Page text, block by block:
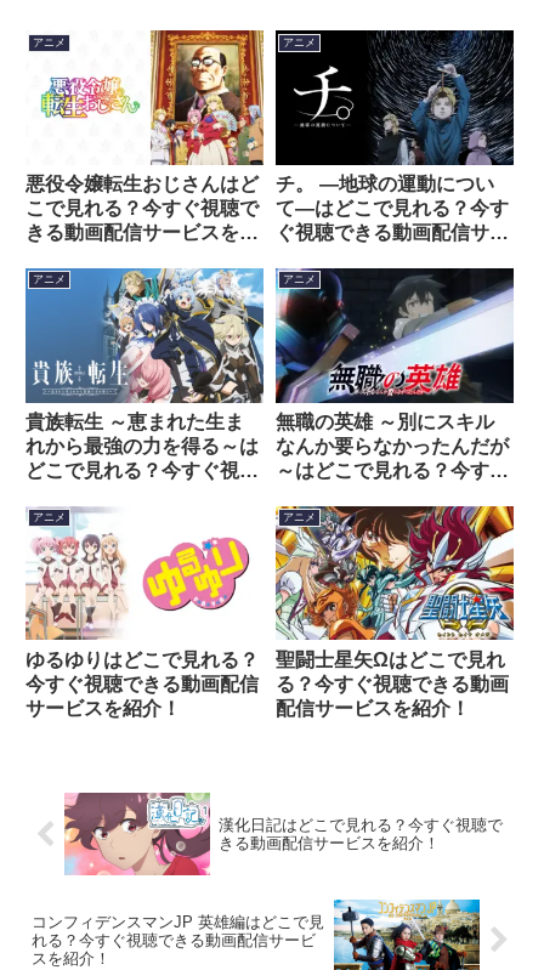
アニメ
悪役令嬢転生おじさんはど
こで見れる？今すぐ視聴で
きる動画配信サービスを紹
アニメ
チ。 ―地球の運動につい
て―はどこで見れる？今す
ぐ視聴できる動画配信サー
アニメ
貴族転生 ～恵まれた生ま
れから最強の力を得る～は
どこで見れる？今すぐ視聴
紹介！
アニメ
無職の英雄 ～別にスキル
なんか要らなかったんだが
～はどこで見れる？今すぐ
スを紹介！
アニメ
ゆるゆりはどこで見れる？
今すぐ視聴できる動画配信
サービスを紹介！
アニメ
聖闘士星矢Ωはどこで見れ
る？今すぐ視聴できる動画
配信サービスを紹介！
漢化日記はどこで見れる？今すぐ視聴で
きる動画配信サービスを紹介！
コンフィデンスマンJP 英雄編はどこで見
れる？今すぐ視聴できる動画配信サービ
スを紹介！